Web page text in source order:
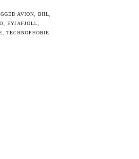
AVION BHL
EYJAFJÖLL
TECHNOPHOBIE